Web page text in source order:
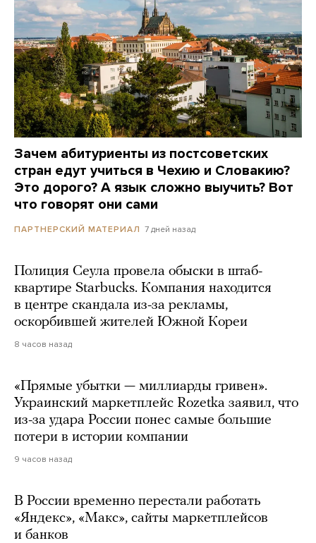
Зачем абитуриенты из постсоветских
стран едут учиться в Чехию и Словакию?
Это дорого? А язык сложно выучить? Вот
что говорят они сами
ПАРТНЕРСКИЙ МАТЕРИАЛ 7 дней назад
Полиция Сеула провела обыски в штаб-
квартире Starbucks. Компания находится
в центре скандала из-за рекламы,
оскорбившей жителей Южной Кореи
8 часов назад
«Прямые убытки — миллиарды гривен».
Украинский маркетплейс Rozetka заявил, что
из-за удара России понес самые большие
потери в истории компании
9 часов назад
В России временно перестали работать
«Яндекс», «Макс», сайты маркетплейсов
и банков